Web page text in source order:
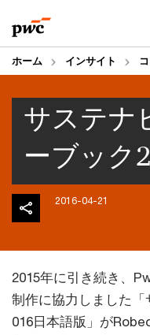
to
content
to
footer
ホーム インサイト
サステナ
ーブック
2016-04-21
2015年に引き続き、
制作に協力しました
016日本語版」が